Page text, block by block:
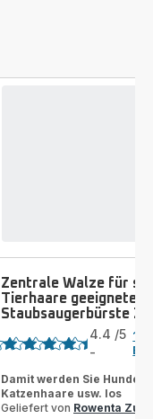
Zentrale Walze für
Tierhaare geeignete
Staubsaugerbürste
Bewertung
4.4 /5
-
15
Damit werden Sie
Katzenhaare usw. los
Geliefert von Rowenta